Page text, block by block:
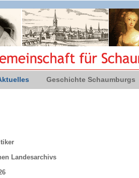
Geschichte Schaumburgs
Landesarchivs